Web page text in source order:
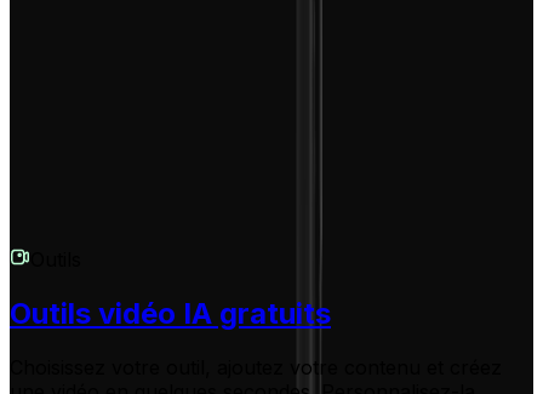
Outils vidéo IA gratuits
Choisissez votre outil, ajoutez votre contenu et créez